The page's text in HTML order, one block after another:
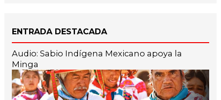
ENTRADA DESTACADA
Audio: Sabio Indígena Mexicano apoya la
Minga